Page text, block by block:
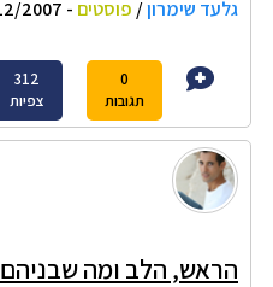
גלעד שימרון/ פוסטים - 14/12/2007 13:13
0
תגובות
312
צפיות
הראש, הלב ומה שבניהם